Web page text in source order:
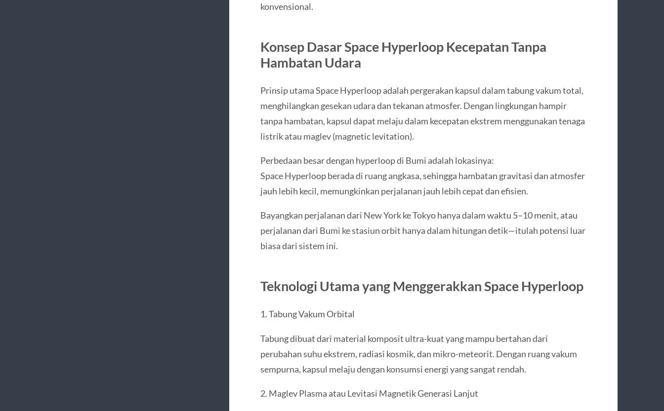
konvensional.
Konsep Dasar Space Hyperloop Kecepatan Tanpa
Hambatan Udara
Prinsip utama Space Hyperloop adalah pergerakan kapsul dalam tabung vakum total,
menghilangkan gesekan udara dan tekanan atmosfer. Dengan lingkungan hampir
tanpa hambatan, kapsul dapat melaju dalam kecepatan ekstrem menggunakan tenaga
listrik atau maglev (magnetic levitation).
Perbedaan besar dengan hyperloop di Bumi adalah lokasinya:
Space Hyperloop berada di ruang angkasa, sehingga hambatan gravitasi dan atmosfer
jauh lebih kecil, memungkinkan perjalanan jauh lebih cepat dan efisien.
Bayangkan perjalanan dari New York ke Tokyo hanya dalam waktu 5–10 menit, atau
perjalanan dari Bumi ke stasiun orbit hanya dalam hitungan detik—itulah potensi luar
biasa dari sistem ini.
Teknologi Utama yang Menggerakkan Space Hyperloop
1. Tabung Vakum Orbital
Tabung dibuat dari material komposit ultra-kuat yang mampu bertahan dari
perubahan suhu ekstrem, radiasi kosmik, dan mikro-meteorit. Dengan ruang vakum
sempurna, kapsul melaju dengan konsumsi energi yang sangat rendah.
2. Maglev Plasma atau Levitasi Magnetik Generasi Lanjut